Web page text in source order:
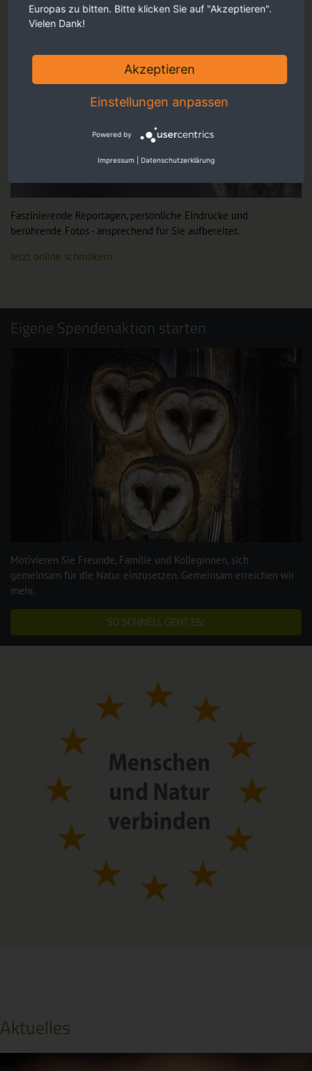
Faszinierende Reportagen, persönliche Eindrücke und
berührende Fotos - ansprechend für Sie aufbereitet.
Jetzt online schmökern
Eigene Spendenaktion starten
Motivieren Sie Freunde, Familie und Kolleginnen, sich
gemeinsam für die Natur einzusetzen. Gemeinsam erreichen wir
mehr.
SO SCHNELL GEHT ES!
Aktuelles
Europas zu bitten. Bitte klicken Sie auf "Akzeptieren".
Vielen Dank!
Akzeptieren
Einstellungen anpassen
Powered by
Impressum Datenschutzerklärung